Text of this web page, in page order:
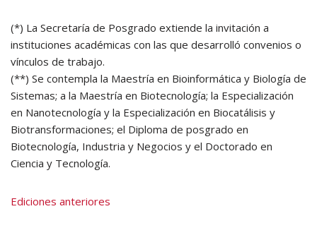
(*) La Secretaría de Posgrado extiende la invitación a
instituciones académicas con las que desarrolló convenios o
vínculos de trabajo.
(**) Se contempla la Maestría en Bioinformática y Biología de
Sistemas; a la Maestría en Biotecnología; la Especialización
en Nanotecnología y la Especialización en Biocatálisis y
Biotransformaciones; el Diploma de posgrado en
Biotecnología, Industria y Negocios y el Doctorado en
Ciencia y Tecnología.
Ediciones anteriores